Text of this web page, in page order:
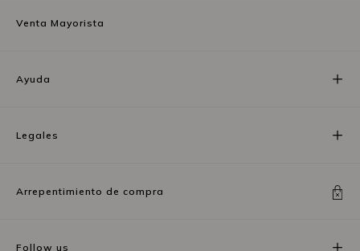
Venta Mayorista
Ayuda
Legales
Arrepentimiento de compra
Follow us